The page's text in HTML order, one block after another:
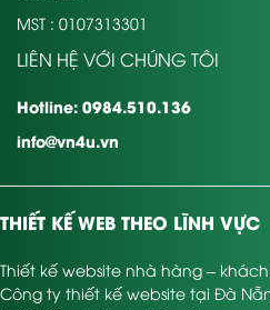
MST : 0107313301
LIÊN HỆ VỚI CHÚNG TÔI
Hotline: 0984.510.136
info@vn4u.vn
THIẾT KẾ WEB THEO LĨNH VỰC
Thiết kế website nhà hàng –
Công ty thiết kế website tại Đà